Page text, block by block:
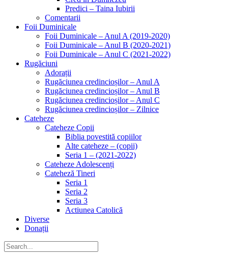
Predici – Taina Iubirii
Comentarii
Foii Duminicale
Foii Duminicale – Anul A (2019-2020)
Foii Duminicale – Anul B (2020-2021)
Foii Duminicale – Anul C (2021-2022)
Rugăciuni
Adorații
Rugăciunea credincioșilor – Anul A
Rugăciunea credincioșilor – Anul B
Rugăciunea credincioșilor – Anul C
Rugăciunea credincioșilor – Zilnice
Cateheze
Cateheze Copii
Biblia povestită copiilor
Alte cateheze – (copii)
Seria 1 – (2021-2022)
Cateheze Adolescenți
Cateheză Tineri
Seria 1
Seria 2
Seria 3
Actiunea Catolică
Diverse
Donații